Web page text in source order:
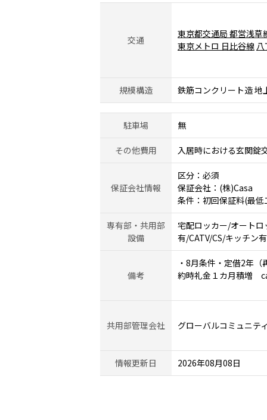
交通
東京都交通局 都営浅草
東京メトロ 日比谷線
規模構造 鉄筋コンクリート造 地
駐車場 無
その他費用 入居時における玄関錠
保証会社情報
区分：必須
保証会社：(株)Casa
条件：初回保証料(最
専有部・共用部
設備
宅配ロッカー/オート
有/CATV/CS/キッチン
備考
・8月条件・定借2年
約時礼金１カ月積増
共用部管理会社 グローバルコミュニ
情報更新日 2026年08月08日